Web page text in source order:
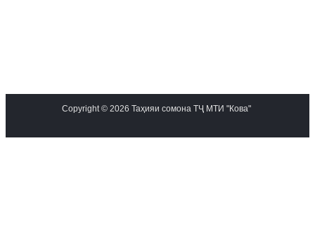
Copyright © 2026 Таҳияи сомона ТҶ МТИ "Кова"